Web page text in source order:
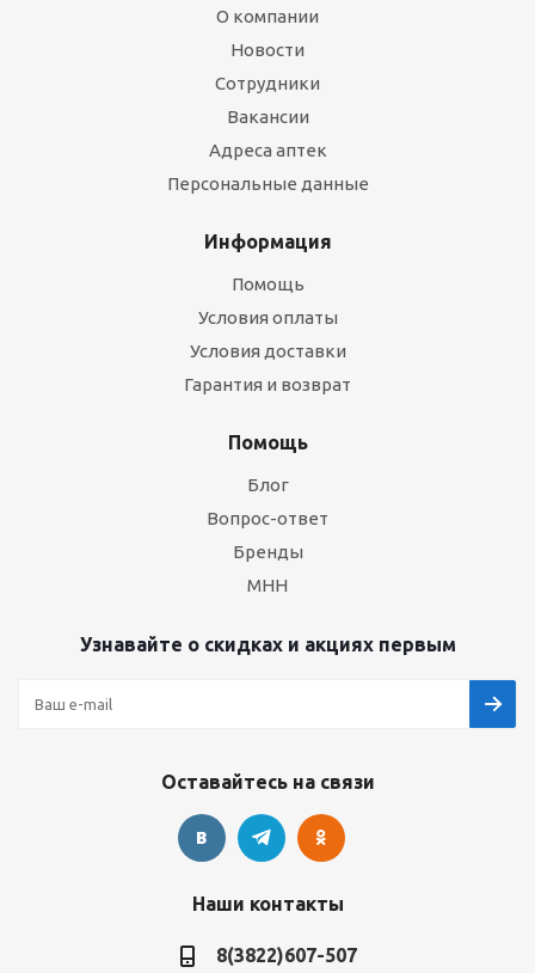
О компании
Новости
Сотрудники
Вакансии
Адреса аптек
Персональные данные
Информация
Помощь
Условия оплаты
Условия доставки
Гарантия и возврат
Помощь
Блог
Вопрос-ответ
Бренды
МНН
Узнавайте о скидках и акциях первым
Оставайтесь на связи
Наши контакты
8(3822)607-507